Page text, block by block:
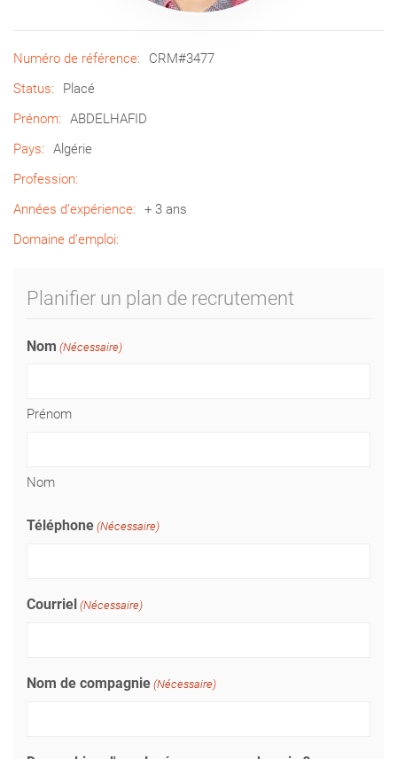
Numéro de référence:
CRM#3477
Status:
Placé
Prénom:
ABDELHAFID
Pays:
Algérie
Profession:
Années d’expérience:
+ 3 ans
Domaine d’emploi:
Planifier un plan de recrutement
Nom (Nécessaire)
Prénom
Nom
Téléphone (Nécessaire)
Courriel (Nécessaire)
Nom de compagnie (Nécessaire)